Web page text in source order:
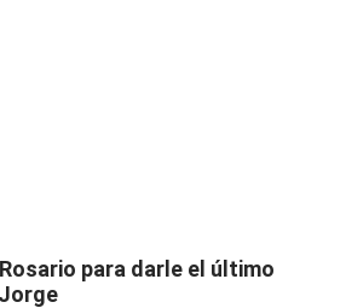
para darle el último